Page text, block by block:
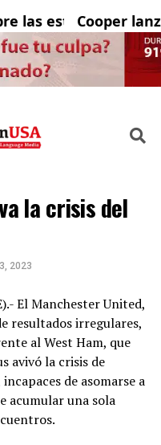
estaciones de
Cooper lanza
la crisis del
2023
El Manchester United,
resultados irregulares,
al West Ham, que
avivó la crisis de
de asomarse a
acumular una sola